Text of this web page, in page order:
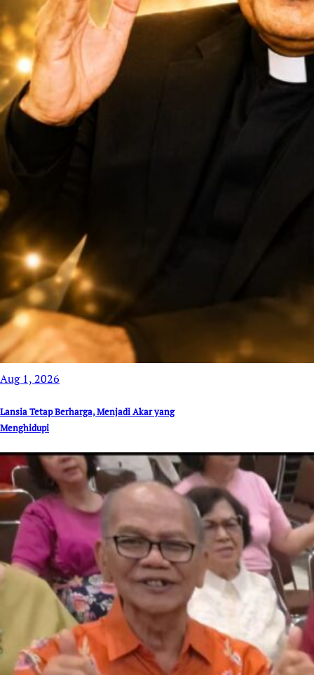
Aug 1, 2026
Lansia Tetap Berharga, Menjadi Akar yang
Menghidupi